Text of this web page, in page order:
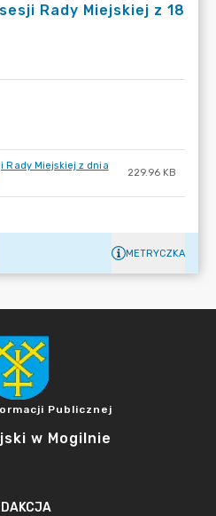
Rady Miejskiej z 18
Rady Miejskiej z dnia
229.96 KB
METRYCZKA
Publicznej
w Mogilnie